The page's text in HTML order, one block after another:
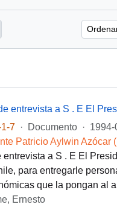
7
· Documento · 1994-
Patricio Aylwin Azócar
a S . E El
para entregarle
que la pongan al
Ernesto